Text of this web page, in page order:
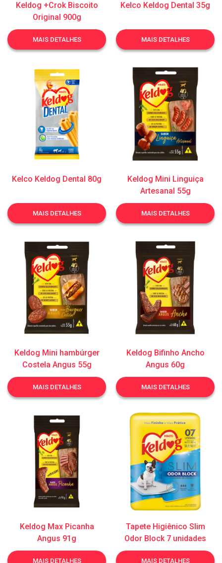
Keldog +Crok Biscoito
Original 900g
MAIS DETALHES
Kelco Keldog Dental 35g
MAIS DETALHES
Kelco Keldog Dental 80g
MAIS DETALHES
Keldog Mini Linguiça
Artesanal 55g
MAIS DETALHES
Keldog Mini hambúrger
Costela Angus 55g
MAIS DETALHES
Keldog Bifinho Ancho
Angus 60g
MAIS DETALHES
Keldog Max Picanha
Angus 91g
MAIS DETALHES
Tapete Higiênico Slim
Odor Block 7 unidades
MAIS DETALHES